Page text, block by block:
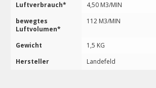
Luftverbrauch*
4,50 M3/MIN
bewegtes
Luftvolumen*
112 M3/MIN
Gewicht
1,5 KG
Hersteller
Landefeld